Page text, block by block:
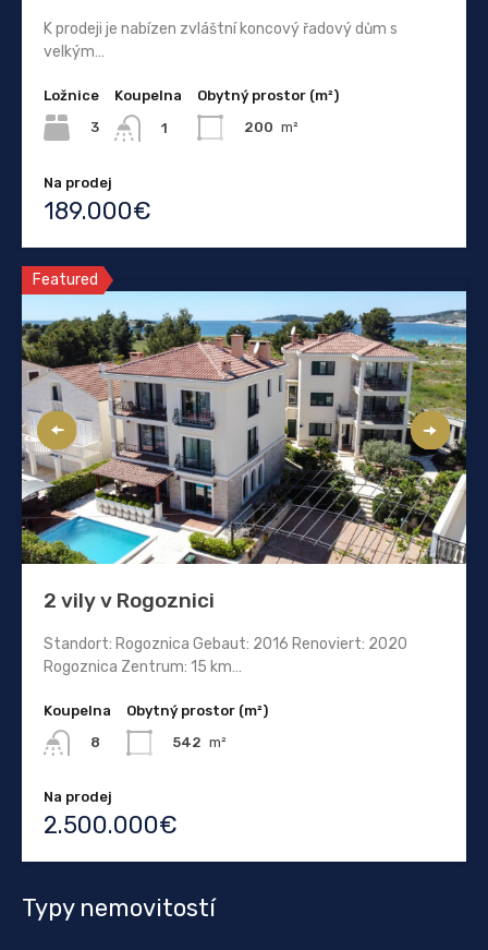
K prodeji je nabízen zvláštní koncový řadový dům s
velkým…
Ložnice
3
Koupelna
1
Obytný prostor (m²)
200 m²
Na prodej
189.000€
Featured
2 vily v Rogoznici
Standort: Rogoznica Gebaut: 2016 Renoviert: 2020
Rogoznica Zentrum: 15 km…
Koupelna
8
Obytný prostor (m²)
542 m²
Na prodej
2.500.000€
Typy nemovitostí